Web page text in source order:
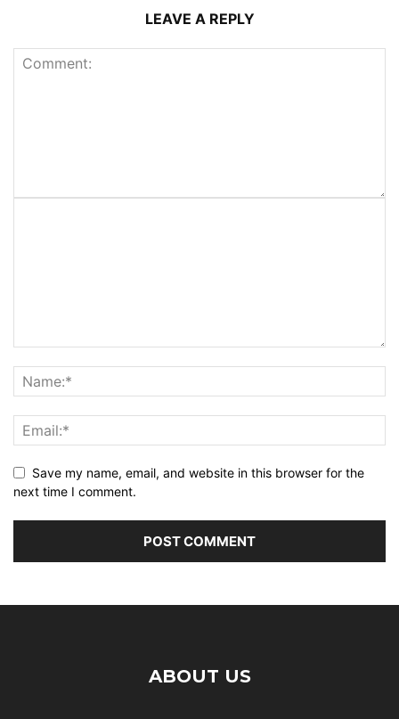
LEAVE A REPLY
Save my name, email, and website in this browser for the
next time I comment.
ABOUT US